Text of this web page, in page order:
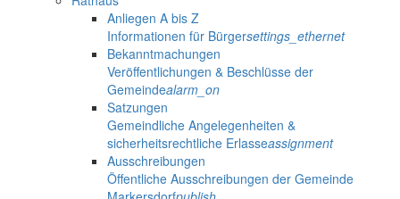
Anliegen A bis Z
Informationen für Bürgersettings_ethernet
Bekanntmachungen
Veröffentlichungen & Beschlüsse der
Gemeindealarm_on
Satzungen
Gemeindliche Angelegenheiten &
sicherheitsrechtliche Erlasseassignment
Ausschreibungen
Öffentliche Ausschreibungen der Gemeinde